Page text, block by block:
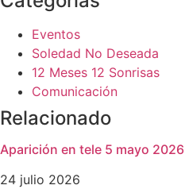
Eventos
Soledad No Deseada
12 Meses 12 Sonrisas
Comunicación
Relacionado
Aparición en tele 5 mayo 2026
24 julio 2026